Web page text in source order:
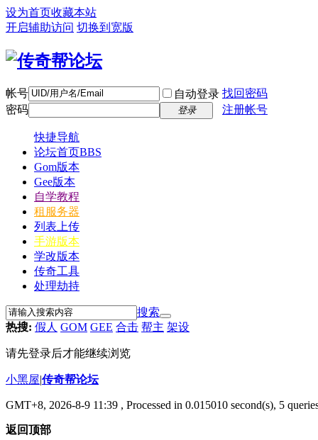
设为首页收藏本站
开启辅助访问 切换到宽版
帐号 自动登录 找回密码
密码
登录 注册帐号
快捷导航
论坛首页BBS
Gom版本
Gee版本
自学教程
租服务器
列表上传
手游版本
学改版本
传奇工具
处理劫持
搜索
热搜: 假人 GOM GEE 合击 帮主 架设
请先登录后才能继续浏览
小黑屋|传奇帮论坛
GMT+8, 2026-8-9 11:39 , Processed in 0.015010 second(s), 5
返回顶部